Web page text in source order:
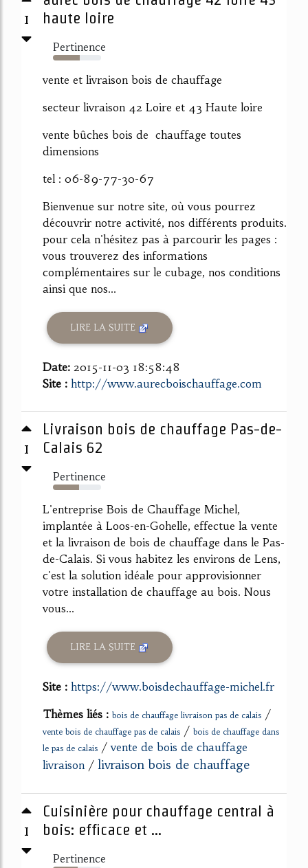
1
haute loire
Pertinence
55%
vente et livraison bois de chauffage
secteur livraison 42 Loire et 43 Haute loire
vente bûches bois de chauffage toutes
dimensions
tel : 06-89-77-30-67
Bienvenue sur notre site, où vous pourrez
découvrir notre activité, nos différents produits.
pour cela n'hésitez pas à parcourir les pages :
vous trouverez des informations
complémentaires sur le cubage, nos conditions
ainsi que nos...
LIRE LA SUITE
Date: 2015-11-03 18:58:48
Site : http://www.aurecboischauffage.com
1
Livraison bois de chauffage Pas-de-
Calais 62
Pertinence
54%
L'entreprise Bois de Chauffage Michel,
implantée à Loos-en-Gohelle, effectue la vente
et la livraison de bois de chauffage dans le Pas-
de-Calais. Si vous habitez les environs de Lens,
c'est la solution idéale pour approvisionner
votre installation de chauffage au bois. Nous
vous...
LIRE LA SUITE
Site : https://www.boisdechauffage-michel.fr
Thèmes liés : bois de chauffage livraison pas de calais /
vente bois de chauffage pas de calais / bois de chauffage dans
le pas de calais /vente de bois de chauffage
livraison / livraison bois de chauffage
1
Cuisinière pour chauffage central à
bois: efficace et ...
Pertinence